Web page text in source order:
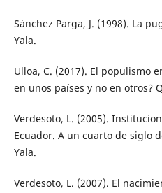
Sánchez Parga, J. (1998). La
Yala.
Ulloa, C. (2017). El populismo
en unos países y no en otros?
Verdesoto, L. (2005).
Ecuador. A un cuarto de siglo
Yala.
Verdesoto, L. (2007). El